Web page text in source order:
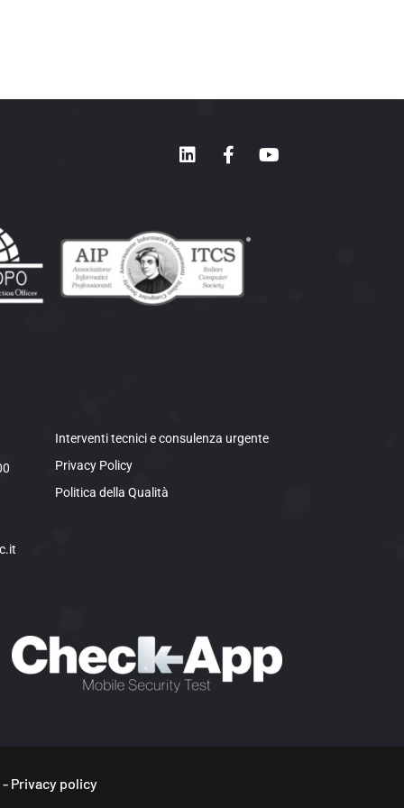
Interventi tecnici e consulenza urgente
Privacy Policy
Politica della Qualità
- Privacy policy